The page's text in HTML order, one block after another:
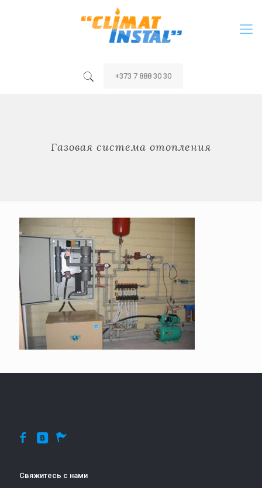
+373 7 888 30 30
Газовая система отопления
Свяжитесь с нами